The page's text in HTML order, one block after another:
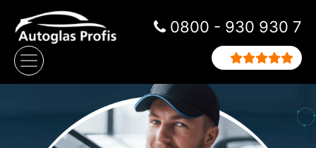
Zum Inhalt springen
Hauptnavigation
0800 - 930 930 7